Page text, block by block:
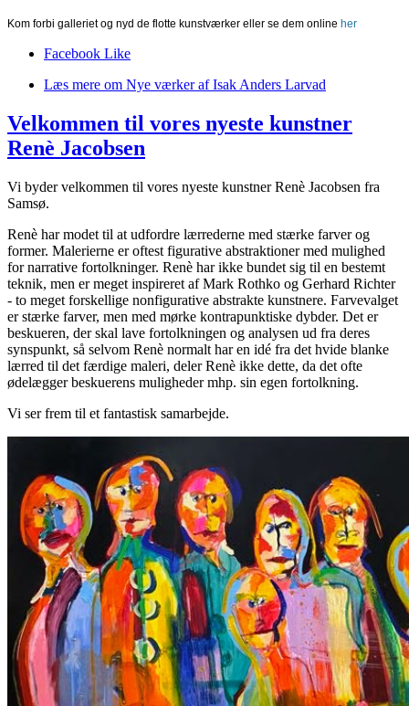
Kom forbi galleriet og nyd de flotte kunstværker eller se dem online her
Facebook Like
Læs mere om Nye værker af Isak Anders Larvad
Velkommen til vores nyeste kunstner
Renè Jacobsen
Vi byder velkommen til vores nyeste kunstner Renè Jacobsen fra
Samsø.
Renè har modet til at udfordre lærrederne med stærke farver og
former. Malerierne er oftest figurative abstraktioner med mulighed
for narrative fortolkninger. Renè har ikke bundet sig til en bestemt
teknik, men er meget inspireret af Mark Rothko og Gerhard Richter
- to meget forskellige nonfigurative abstrakte kunstnere. Farvevalget
er stærke farver, men med mørke kontrapunktiske dybder. Det er
beskueren, der skal lave fortolkningen og analysen ud fra deres
synspunkt, så selvom Renè normalt har en idé fra det hvide blanke
lærred til det færdige maleri, deler Renè ikke dette, da det ofte
ødelægger beskuerens muligheder mhp. sin egen fortolkning.
Vi ser frem til et fantastisk samarbejde.